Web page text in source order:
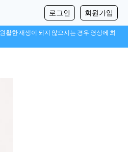
로그인 회원가입
활한 재생이 되지 않으시는 경우 영상에 최